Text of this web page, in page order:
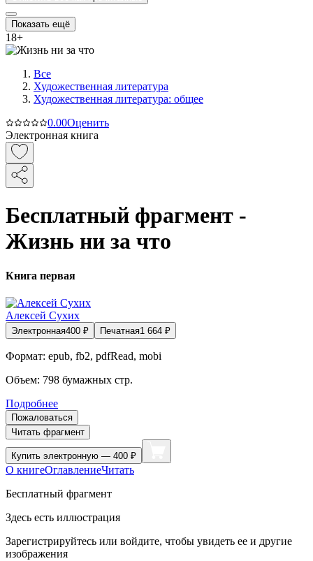
Показать ещё
18+
Все
Художественная литература
Художественная литература: общее
0.00Оценить
Электронная книга
Бесплатный фрагмент -
Жизнь ни за что
Книга первая
Алексей Сухих
Электронная400 ₽ Печатная1 664 ₽
Формат: epub, fb2, pdfRead, mobi
Объем: 798 бумажных стр.
Подробнее
Пожаловаться
Читать фрагмент
Купить электронную — 400 ₽
О книгеОглавлениеЧитать
Бесплатный фрагмент
Здесь есть иллюстрация
Зарегистрируйтесь или войдите, чтобы увидеть ее и другие
изображения